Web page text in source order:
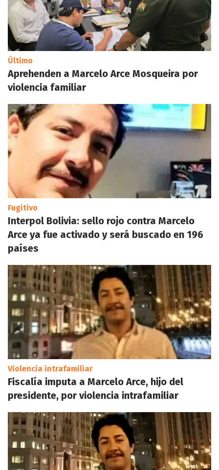
Último
Aprehenden a Marcelo Arce Mosqueira por
violencia familiar
Fugitivo
Interpol Bolivia: sello rojo contra Marcelo
Arce ya fue activado y será buscado en 196
países
Violencia intrafamiliar
Fiscalía imputa a Marcelo Arce, hijo del
presidente, por violencia intrafamiliar